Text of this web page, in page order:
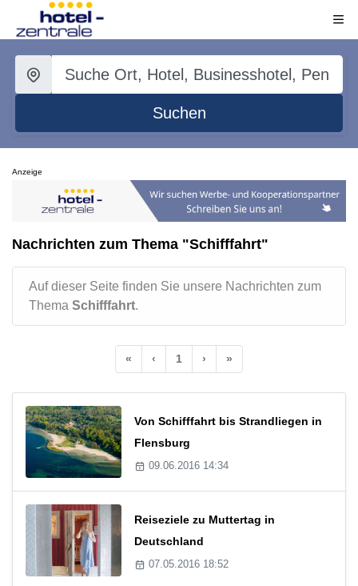
Suchen
Anzeige
Nachrichten zum Thema "Schifffahrt"
Auf dieser Seite finden Sie unsere Nachrichten zum
Thema Schifffahrt.
« ‹ 1 › »
Von Schifffahrt bis Strandliegen in
Flensburg
09.06.2016 14:34
Reiseziele zu Muttertag in
Deutschland
07.05.2016 18:52